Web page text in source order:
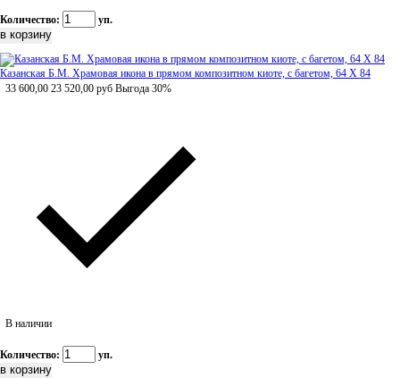
Количество: уп.
Казанская Б.М. Храмовая икона в прямом композитном киоте, с багетом, 64 Х 84
33 600,00 23 520,00 руб Выгода 30%
В наличии
Количество: уп.